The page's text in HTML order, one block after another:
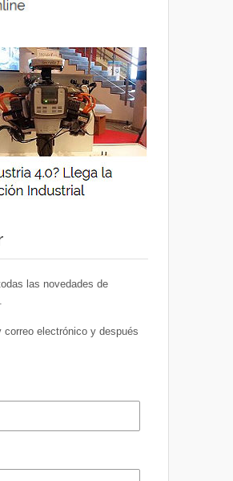
las novedades de
correo electrónico y después